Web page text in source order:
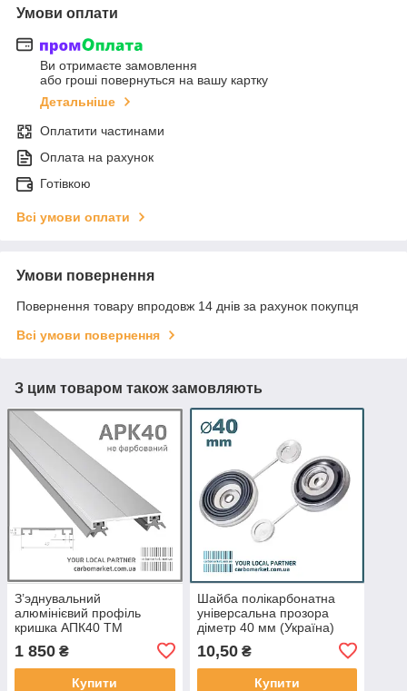
Умови оплати
Ви отримаєте замовлення
або гроші повернуться на вашу картку
Детальніше
Оплатити частинами
Оплата на рахунок
Готівкою
Всі умови оплати
Умови повернення
Повернення товару впродовж 14 днів за рахунок покупця
Всі умови повернення
З цим товаром також замовляють
З’эднувальний
алюмінієвий профіль
кришка АПК40 ТМ
АЛЮПРО 40 мм / довжина
6,1 м не фарбований
(Україна)
1 850 ₴
Купити
Шайба полікарбонатна
універсальна прозора
діметр 40 мм (Україна)
10,50₴
Купити